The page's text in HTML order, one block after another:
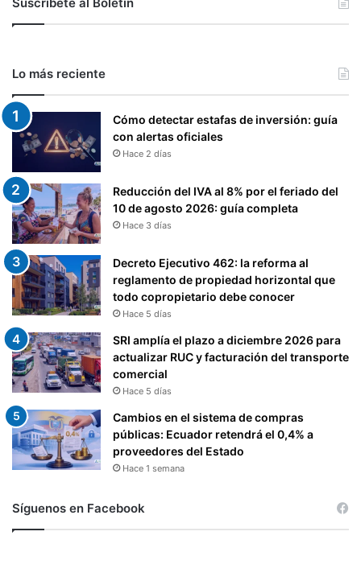
Lo más reciente
Cómo detectar estafas de inversión: guía
con alertas oficiales
Hace 2 días
Reducción del IVA al 8% por el feriado del
10 de agosto 2026: guía completa
Hace 3 días
Decreto Ejecutivo 462: la reforma al
reglamento de propiedad horizontal que
todo copropietario debe conocer
Hace 5 días
SRI amplía el plazo a diciembre 2026 para
actualizar RUC y facturación del transporte
comercial
Hace 5 días
Cambios en el sistema de compras
públicas: Ecuador retendrá el 0,4% a
proveedores del Estado
Hace 1 semana
Síguenos en Facebook